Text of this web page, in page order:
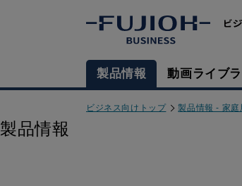
製品情報 動画ライブ
ビジネス向けトップ 製品情報 - 家庭
製品情報